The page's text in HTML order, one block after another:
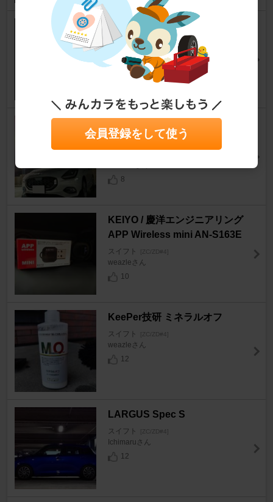
カーショップ コネクト sandii
マカロンシリーズ
スイフト [ZC/ZD#4]
Greaseさん
0
A-WIN SUZUKI SPORT フロン
トアンダースポイラー
8
KEIYO / 慶洋エンジニアリング
APP Wireless mini AN-S163E
スイフト [ZC/ZD#4]
weazleさん
10
KeePer技研 ミネラルオフ
スイフト [ZC/ZD#4]
weazleさん
12
LARGUS Spec S
スイフト [ZC/ZD#4]
Ichimaruさん
12
会員登録をして使う